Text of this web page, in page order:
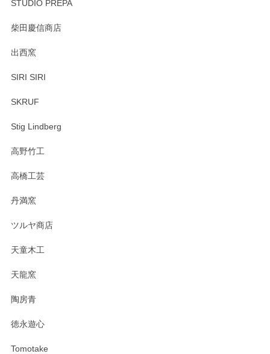
STUDIO PREPA
柴田慶信商店
出西窯
SIRI SIRI
SKRUF
Stig Lindberg
高野竹工
高橋工芸
丹満窯
ツルヤ商店
天童木工
天龍窯
陶房青
徳永遊心
Tomotake